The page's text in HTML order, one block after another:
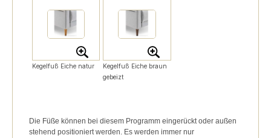
Kegelfuß Eiche natur
Kegelfuß Eiche braun
gebeizt
Die Füße können bei diesem Programm eingerückt oder außen
stehend positioniert werden. Es werden immer nur